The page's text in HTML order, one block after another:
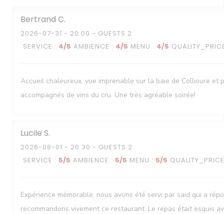
Bertrand C
2026-07-31 - 20:00 - GUESTS 2
SERVICE : 4/5 AMBIENCE : 4/5 MENU : 4/5
Accueil chaleureux, vue imprenable sur la baie de Collioure et
accompagnés de vins du cru. Une très agréable soirée!
Lucile S
2026-08-01 - 20:30 - GUESTS 2
SERVICE : 5/5 AMBIENCE : 5/5 MENU : 5/5 QUALITY_PRICE
Expérience mémorable, nous avons été servi par said qui a
recommandons vivement ce restaurant. Le repas était esquis